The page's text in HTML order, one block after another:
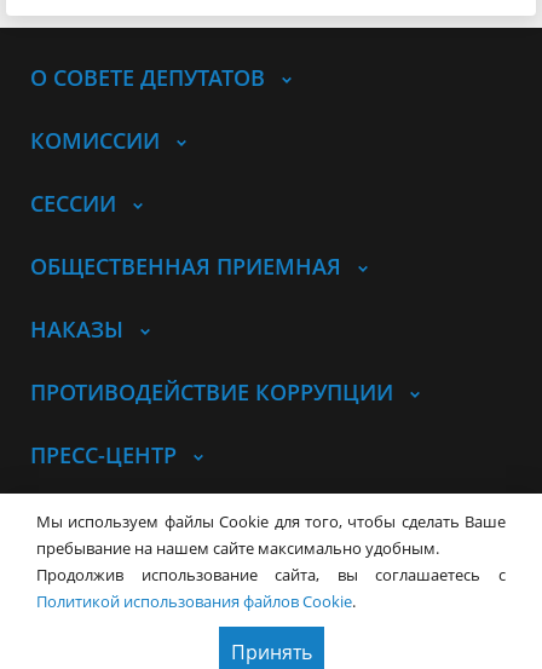
О СОВЕТЕ ДЕПУТАТОВ
КОМИССИИ
СЕССИИ
ОБЩЕСТВЕННАЯ ПРИЕМНАЯ
НАКАЗЫ
ПРОТИВОДЕЙСТВИЕ КОРРУПЦИИ
ПРЕСС-ЦЕНТР
© Совет депутатов города
НовосибирскаКонтакты Карта сайта
630099, г. Новосибирск, Красный
проспект, 34
Мы используем файлы Cookie для того, чтобы сделать Ваше
пребывание на нашем сайте максимально удобным.
Продолжив использование сайта, вы соглашаетесь с
Политикой использования файлов Cookie.
Принять